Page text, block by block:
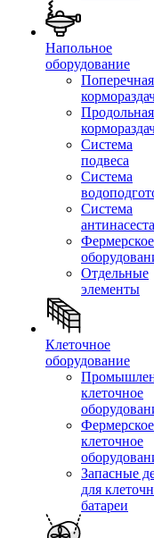
Напольное
оборудование
Поперечная
Продольная
Система
подвеса
Система
Система
антинасеста
Фермерское
Отдельные
элементы
Клеточное
оборудование
клеточное
Фермерское
клеточное
Запасные
для
батареи